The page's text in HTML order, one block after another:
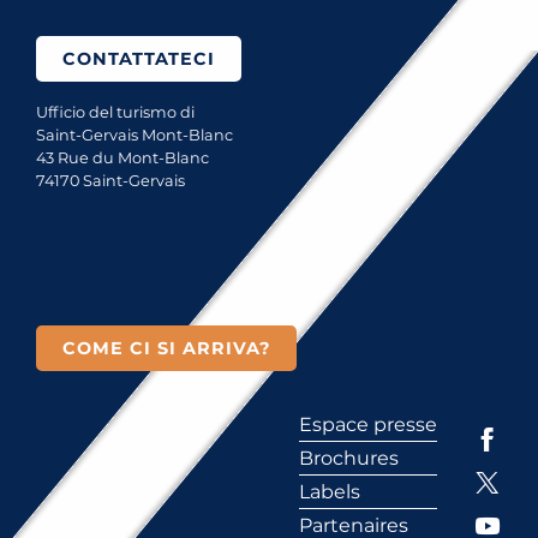
CONTATTATECI
Ufficio del turismo di
Saint-Gervais Mont-Blanc
43 Rue du Mont-Blanc
74170 Saint-Gervais
COME CI SI ARRIVA?
Espace presse
Brochures
Labels
Partenaires